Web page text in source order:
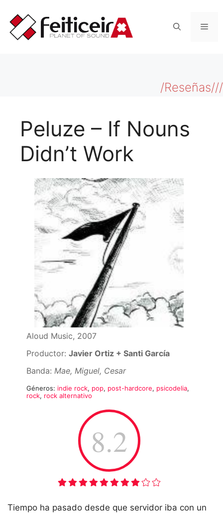
contenido
/Reseñas///
Peluze – If Nouns
Didn’t Work
Aloud Music, 2007
Productor: Javier Ortiz + Santi García
Banda: Mae, Miguel, Cesar
Géneros: indie rock, pop, post-hardcore, psicodelia,
rock, rock alternativo
8.2
Tiempo ha pasado desde que servidor iba con un